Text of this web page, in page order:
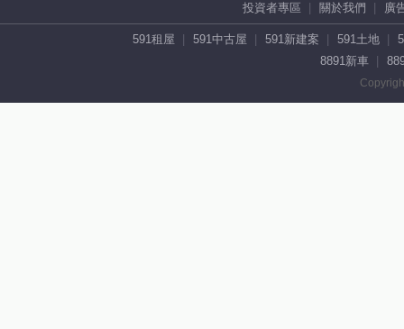
投資者專區 關於我們 廣
591租屋 591中古屋 591新建案 591土地
8891新車